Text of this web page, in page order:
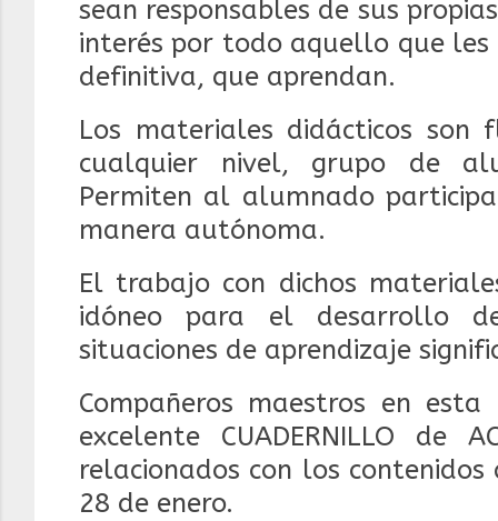
sean responsables de sus
interés por todo aquello que
definitiva, que aprendan.
Los materiales didácticos son
cualquier nivel, grupo de
Permiten al alumnado
manera autónoma.
El trabajo con dichos
idóneo para el desarrollo
situaciones de aprendizaje
Compañeros maestros en
excelente CUADERNILLO de
relacionados con los
28 de enero.